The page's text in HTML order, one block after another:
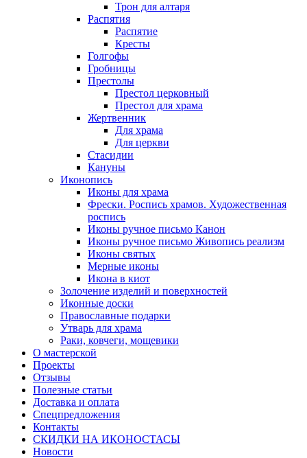
Трон для алтаря
Распятия
Распятие
Кресты
Голгофы
Гробницы
Престолы
Престол церковный
Престол для храма
Жертвенник
Для храма
Для церкви
Стасидии
Кануны
Иконопись
Иконы для храма
Фрески. Роспись храмов. Художественная
роспись
Иконы ручное письмо Канон
Иконы ручное письмо Живопись реализм
Иконы святых
Мерные иконы
Икона в киот
Золочение изделий и поверхностей
Иконные доски
Православные подарки
Утварь для храма
Раки, ковчеги, мощевики
О мастерской
Проекты
Отзывы
Полезные статьи
Доставка и оплата
Спецпредложения
Контакты
СКИДКИ НА ИКОНОСТАСЫ
Новости